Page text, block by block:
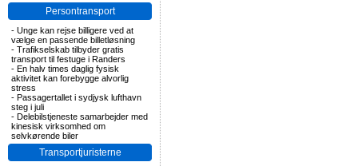
Persontransport
- Unge kan rejse billigere ved at
vælge en passende billetløsning
- Trafikselskab tilbyder gratis
transport til festuge i Randers
- En halv times daglig fysisk
aktivitet kan forebygge alvorlig
stress
- Passagertallet i sydjysk lufthavn
steg i juli
- Delebilstjeneste samarbejder med
kinesisk virksomhed om
selvkørende biler
Transportjuristerne